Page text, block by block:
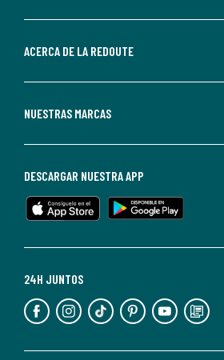
de
en
ACERCA DE LA REDOUTE
NUESTRAS MARCAS
24H JUNTOS
DESCARGAR NUESTRA APP